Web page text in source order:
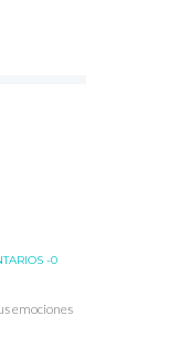
-0
emociones